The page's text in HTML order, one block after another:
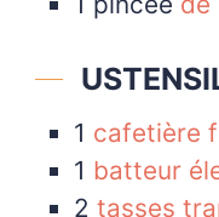
1 cafetière
1 batteur
2 tasses